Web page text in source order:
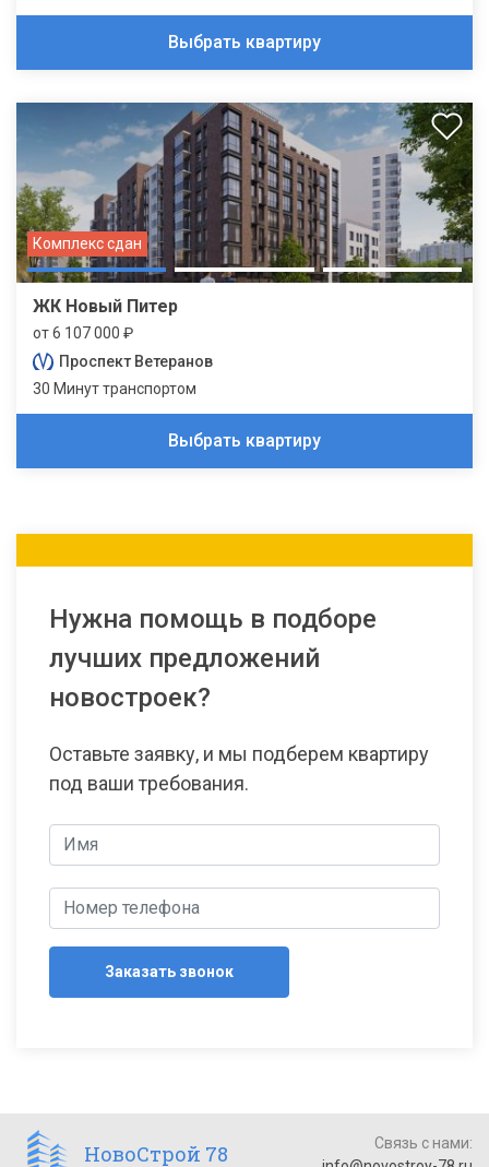
Выбрать квартиру
Комплекс сдан
ЖК Новый Питер
от 6 107 000 ₽
Проспект Ветеранов
30 Минут транспортом
Выбрать квартиру
Нужна помощь в подборе
лучших предложений
новостроек?
Оставьте заявку, и мы подберем квартиру
под ваши требования.
Заказать звонок
НовоСтрой 78
Связь с нами: